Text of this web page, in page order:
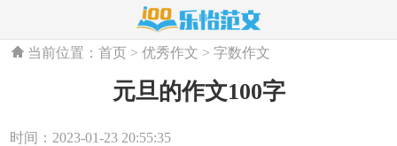
当前位置：首页 >优秀作文 >字数作文
元旦的作文100字
时间：2023-01-23 20:55:35